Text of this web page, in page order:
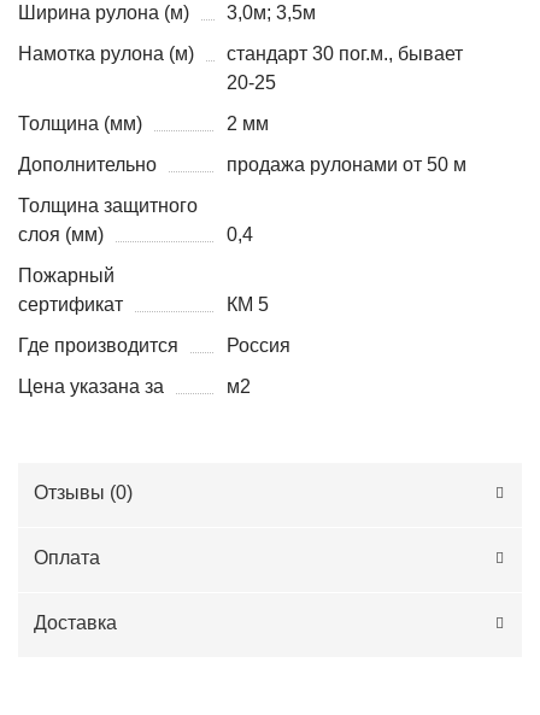
Ширина рулона (м)
3,0м; 3,5м
Намотка рулона (м)
стандарт 30 пог.м., бывает
20-25
Толщина (мм)
2 мм
Дополнительно
продажа рулонами от 50 м
Толщина защитного
слоя (мм)
0,4
Пожарный
сертификат
КМ 5
Где производится
Россия
Цена указана за
м2
Отзывы (0)
Оплата
Доставка